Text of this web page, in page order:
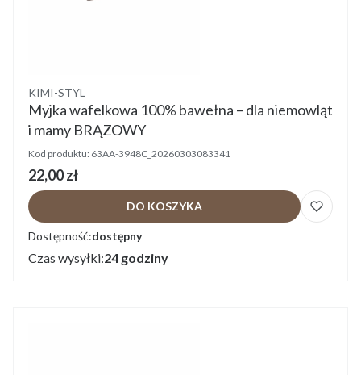
Producent
KIMI-STYL
Myjka wafelkowa 100% bawełna – dla niemowląt
i mamy BRĄZOWY
Kod produktu: 63AA-3948C_20260303083341
Cena
22,00 zł
DO KOSZYKA
Dostępność:dostępny
Czas wysyłki:24 godziny